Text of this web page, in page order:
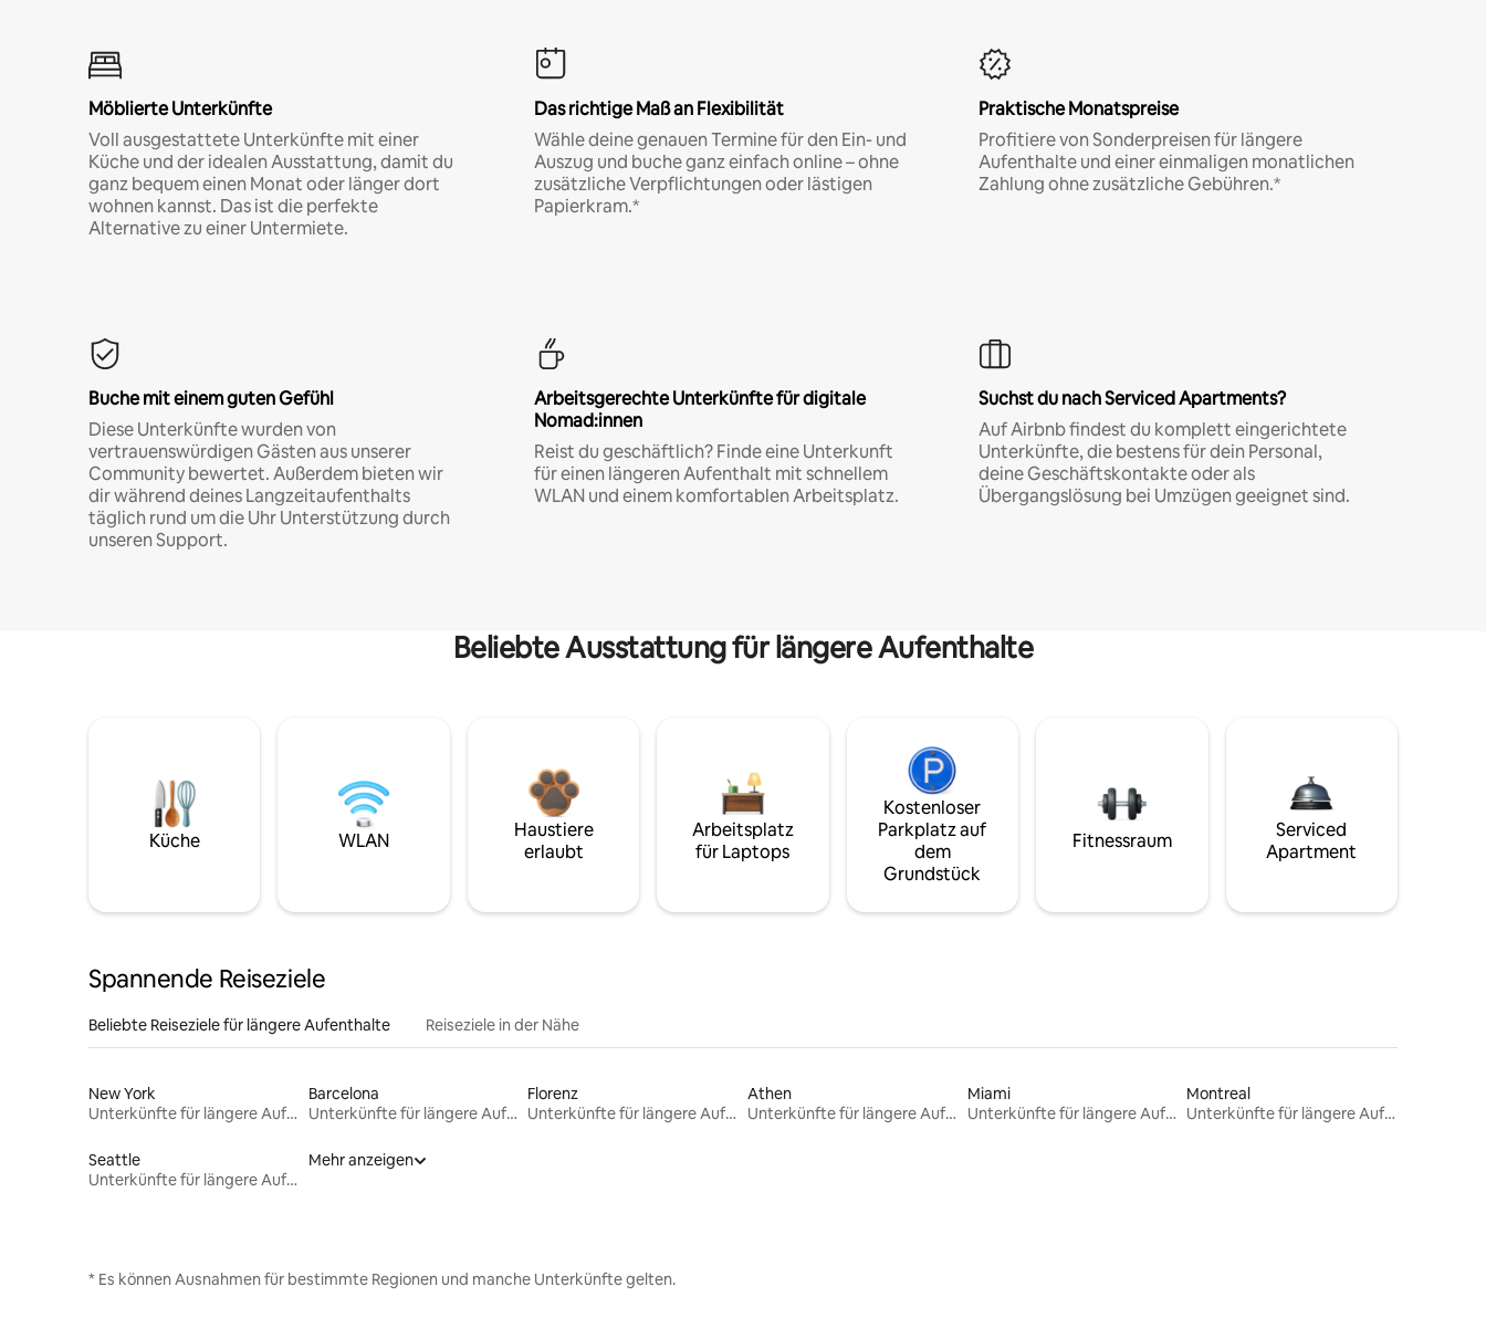
Möblierte Unterkünfte
Voll ausgestattete Unterkünfte mit einer
Küche und der idealen Ausstattung, damit du
ganz bequem einen Monat oder länger dort
wohnen kannst. Das ist die perfekte
Alternative zu einer Untermiete.
Das richtige Maß an Flexibilität
Wähle deine genauen Termine für den Ein- und
Auszug und buche ganz einfach online – ohne
zusätzliche Verpflichtungen oder lästigen
Papierkram.*
Praktische Monatspreise
Profitiere von Sonderpreisen für längere
Aufenthalte und einer einmaligen monatlichen
Zahlung ohne zusätzliche Gebühren.*
Buche mit einem guten Gefühl
Diese Unterkünfte wurden von
vertrauenswürdigen Gästen aus unserer
Community bewertet. Außerdem bieten wir
dir während deines Langzeitaufenthalts
täglich rund um die Uhr Unterstützung durch
unseren Support.
Arbeitsgerechte Unterkünfte für digitale
Nomad:innen
Reist du geschäftlich? Finde eine Unterkunft
für einen längeren Aufenthalt mit schnellem
WLAN und einem komfortablen Arbeitsplatz.
Suchst du nach Serviced Apartments?
Auf Airbnb findest du komplett eingerichtete
Unterkünfte, die bestens für dein Personal,
deine Geschäftskontakte oder als
Übergangslösung bei Umzügen geeignet sind.
Beliebte Ausstattung für längere Aufenthalte
Küche WLAN
Haustiere
erlaubt
Arbeitsplatz
für Laptops
Kostenloser
Parkplatz auf
dem
Grundstück
Fitnessraum
Serviced
Apartment
Spannende Reiseziele
Beliebte Reiseziele für längere Aufenthalte Reiseziele in der Nähe
New York
Unterkünfte für längere Aufenthalte
Barcelona
Unterkünfte für längere Aufenthalte
Florenz
Unterkünfte für längere Aufenthalte
Athen
Unterkünfte für längere Aufenthalte
Miami
Unterkünfte für längere Aufenthalte
Montreal
Unterkünfte für längere Aufenthalte
Seattle
Unterkünfte für längere Aufenthalte
Mehr anzeigen
* Es können Ausnahmen für bestimmte Regionen und manche Unterkünfte gelten.